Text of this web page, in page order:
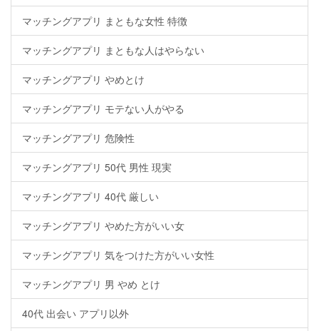
マッチングアプリ まともな女性 特徴
マッチングアプリ まともな人はやらない
マッチングアプリ やめとけ
マッチングアプリ モテない人がやる
マッチングアプリ 危険性
マッチングアプリ 50代 男性 現実
マッチングアプリ 40代 厳しい
マッチングアプリ やめた方がいい女
マッチングアプリ 気をつけた方がいい女性
マッチングアプリ 男 やめ とけ
40代 出会い アプリ以外